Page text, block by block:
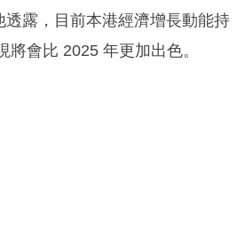
露，目前本港經濟增長動能持
會比 2025 年更加出色。